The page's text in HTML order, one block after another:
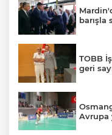
barışla
TOBB
geri
Avrupa